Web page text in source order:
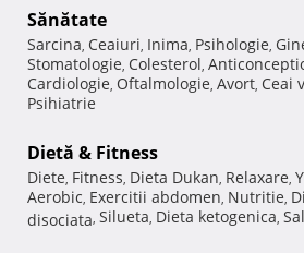
Sănătate
Sarcina, Ceaiuri, Inima, Psihologie,
Stomatologie, Colesterol,
Cardiologie, Oftalmologie, Avort, Ceai
Psihiatrie
Dietă & Fitness
Diete, Fitness, Dieta Dukan, Relaxare,
Aerobic, Exercitii abdomen, Nutritie,
disociata, Silueta, Dieta ketogenica,